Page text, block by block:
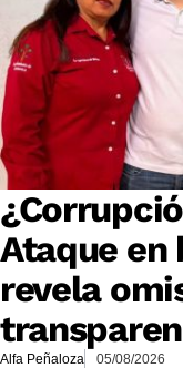
Ataque en
revela
Alfa Peñaloza 05/08/2026